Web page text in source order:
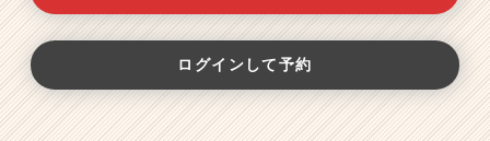
ログインして予約